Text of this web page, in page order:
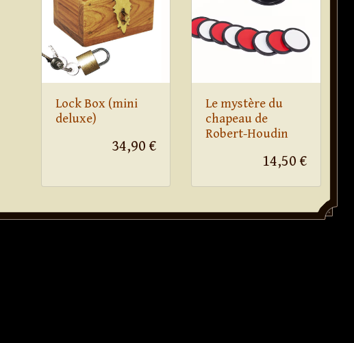
Lock Box (mini
deluxe)
34,90 €
Le mystère du
chapeau de
Robert-Houdin
14,50 €